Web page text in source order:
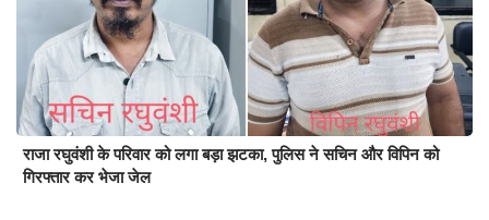
राजा रघुवंशी के परिवार को लगा बड़ा झटका, पुलिस ने सचिन और विपिन को
गिरफ्तार कर भेजा जेल